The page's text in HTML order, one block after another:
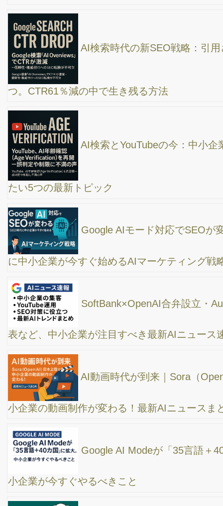
キャンパー視点からの”スノーピーク純利益99.8%
減” キャンプブーム失速から学ぶ事
【AI関連アプデ情報】チャットGPT、ジェミニ
【初心者向け】YouTubeを使って集客したい方へ
/ 動画の企画・動画撮影・動画編集のお悩み相談に回答！
【速攻集客】上手にWEB集客をやっている人がみ
んなやっている事！超初心者でも分かる集客コツ
Googleが個人クリエイターに焦点を合わせてきた！
「ターゲットオーディエンスを明確にしよう！」
【最新版】YouTubeのSEO対策！再生回数が爆伸
びする動画の作り方
【 5大SNS年代別利用率 】Instagram、
れを使っている？最適なのはどれ？これを知っていれば売上倍増
間違いなし！
【 グーグル地図検索から、集客数を増やし、売上